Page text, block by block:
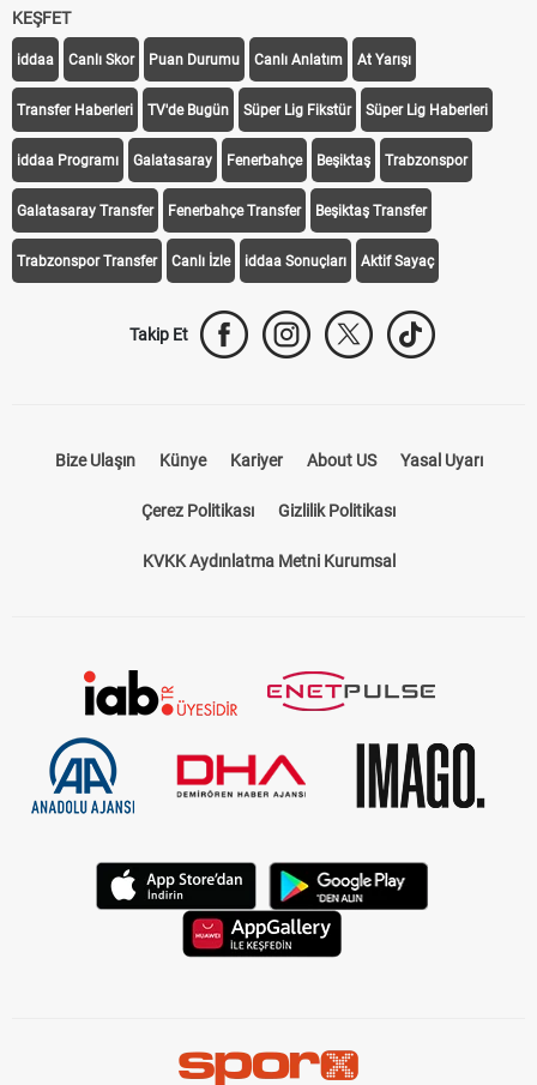
KEŞFET
iddaa Canlı Skor Puan Durumu Canlı Anlatım At Yarışı
Transfer Haberleri TV'de Bugün Süper Lig Fikstür Süper Lig Haberleri
iddaa Programı Galatasaray Fenerbahçe Beşiktaş Trabzonspor
Galatasaray Transfer Fenerbahçe Transfer Beşiktaş Transfer
Trabzonspor Transfer Canlı İzle iddaa Sonuçları Aktif Sayaç
Takip Et
Bize Ulaşın Künye Kariyer About US Yasal Uyarı
Çerez Politikası Gizlilik Politikası
KVKK Aydınlatma Metni Kurumsal